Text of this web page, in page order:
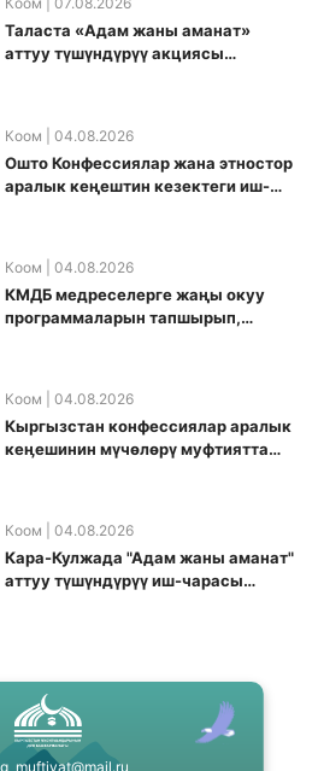
Таласта «Адам жаны аманат»
аттуу түшүндүрүү акциясы
Коом | 04.08.2026
Ошто Конфессиялар жана этностор
аралык кеңештин кезектеги иш-
Коом | 04.08.2026
КМДБ медреселерге жаңы окуу
программаларын тапшырып,
Коом | 04.08.2026
Кыргызстан конфессиялар аралык
кеӊешинин мүчөлөрү муфтиятта
Коом | 04.08.2026
Кара-Кулжада "Адам жаны аманат"
аттуу түшүндүрүү иш-чарасы